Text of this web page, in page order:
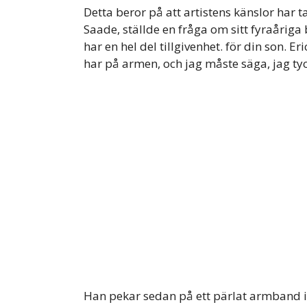
Detta beror på att artistens känslor har
Saade, ställde en fråga om sitt
har en hel del tillgivenhet. för din son.
har på armen, och jag måste säga, jag
Han pekar sedan på ett pärlat armband